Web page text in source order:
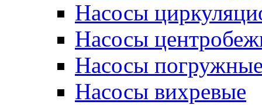
Насосы
Насосы
Насосы
Насосы вихревые